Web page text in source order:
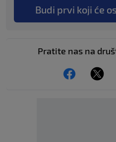
Budi prvi koji će
Pratite nas na